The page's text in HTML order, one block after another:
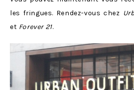
les fringues. Rendez-vous chez
et Forever 21.